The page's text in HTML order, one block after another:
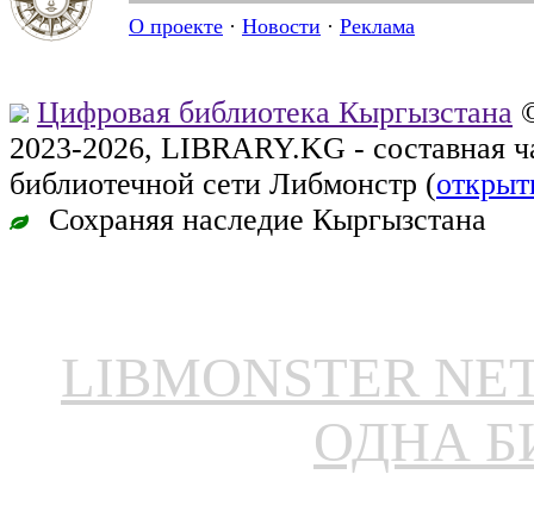
О проекте · Новости · Реклама
Цифровая библиотека Кыргызстана
2023-2026, LIBRARY.KG - составная
библиотечной сети Либмонстр (
Сохраняя наследие Кыргызстана
LIBMONSTER
ОДНА